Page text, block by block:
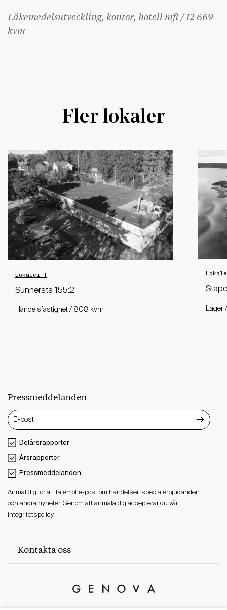
Läkemedelsutveckling, kontor, hotell mfl / 12 669
kvm
Fler lokaler
Lokaler |
Sunnersta 155:2
Handelsfastighet / 808 kvm Lager
Pressmeddelanden
Delårsrapporter
Årsrapporter
Pressmeddelanden
Anmäl dig för att ta emot e-post om händelser, specialerbjudanden
och andra nyheter. Genom att anmäla dig accepterar du vår
integritetspolicy.
Kontakta oss
Genova